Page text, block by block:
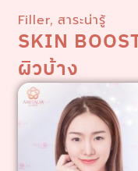
Filler,สาระน่ารู้
SKIN
ผิวบ้าง